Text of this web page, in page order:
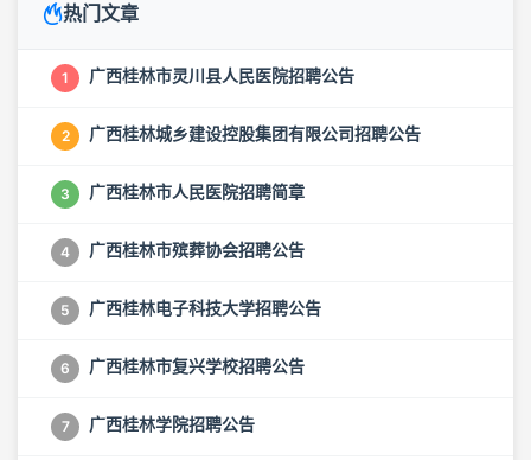
热门文章
1 广西桂林市灵川县人民医院招聘公告
2 广西桂林城乡建设控股集团有限公司招聘公告
3 广西桂林市人民医院招聘简章
4 广西桂林市殡葬协会招聘公告
5 广西桂林电子科技大学招聘公告
6 广西桂林市复兴学校招聘公告
7 广西桂林学院招聘公告